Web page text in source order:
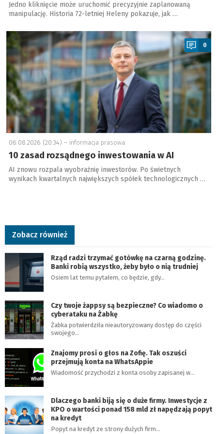
Jedno kliknięcie może uruchomić precyzyjnie zaplanowaną
manipulację. Historia 72-letniej Heleny pokazuje, jak …
a
0
06.08.2026 (20:34) – informacja prasowa
10 zasad rozsądnego inwestowania w AI
AI znowu rozpala wyobraźnię inwestorów. Po świetnych
wynikach kwartalnych największych spółek technologicznych …
Zobacz również
Rząd radzi trzymać gotówkę na czarną godzinę.
Banki robią wszystko, żeby było o nią trudniej
Osiem lat temu pytałem, co będzie, gdy…
Czy twoje żappsy są bezpieczne? Co wiadomo o
cyberataku na Żabkę
Żabka potwierdziła nieautoryzowany dostęp do części
swojego…
Znajomy prosi o głos na Zofię. Tak oszuści
przejmują konta na WhatsAppie
Wiadomość przychodzi z konta osoby zapisanej w…
Dlaczego banki biją się o duże firmy. Inwestycje z
KPO o wartości ponad 158 mld zł napędzają popyt
na kredyt
Popyt na kredyt ze strony dużych firm…